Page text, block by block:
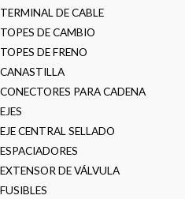
TERMINAL DE CABLE
TOPES DE CAMBIO
TOPES DE FRENO
CANASTILLA
CONECTORES PARA CADENA
EJES
EJE CENTRAL SELLADO
ESPACIADORES
EXTENSOR DE VÁLVULA
FUSIBLES